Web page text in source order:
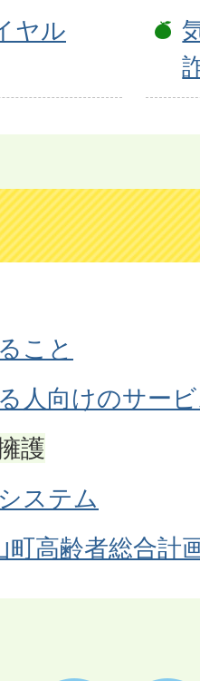
ヤル
こと
人向けのサー
護
ステム
町高齢者総合